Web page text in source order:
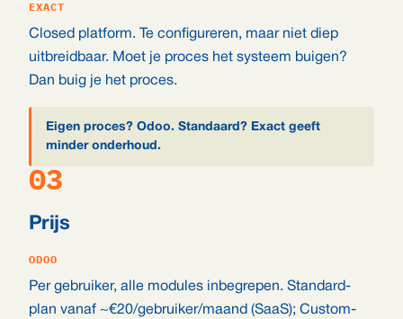
EXACT
Closed platform. Te configureren, maar niet diep
uitbreidbaar. Moet je proces het systeem buigen?
Dan buig je het proces.
Eigen proces? Odoo. Standaard? Exact geeft
minder onderhoud.
03
Prijs
ODOO
Per gebruiker, alle modules inbegrepen. Standard-
plan vanaf ~€20/gebruiker/maand (SaaS); Custom-